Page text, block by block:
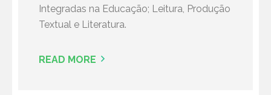
Integradas na Educação; Leitura, Produção
Textual e Literatura.
READ MORE